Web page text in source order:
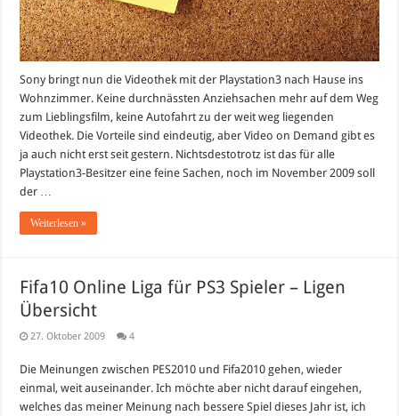
Sony bringt nun die Videothek mit der Playstation3 nach Hause ins
Wohnzimmer. Keine durchnässten Anziehsachen mehr auf dem Weg
zum Lieblingsfilm, keine Autofahrt zu der weit weg liegenden
Videothek. Die Vorteile sind eindeutig, aber Video on Demand gibt es
ja auch nicht erst seit gestern. Nichtsdestotrotz ist das für alle
Playstation3-Besitzer eine feine Sachen, noch im November 2009 soll
der …
Weiterlesen »
Fifa10 Online Liga für PS3 Spieler – Ligen
Übersicht
27. Oktober 2009 4
Die Meinungen zwischen PES2010 und Fifa2010 gehen, wieder
einmal, weit auseinander. Ich möchte aber nicht darauf eingehen,
welches das meiner Meinung nach bessere Spiel dieses Jahr ist, ich